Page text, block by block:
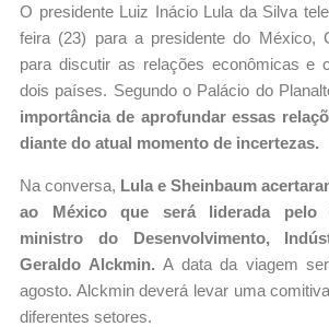
O presidente Luiz Inácio Lula da Silva
feira (23) para a presidente do México,
para discutir as relações econômicas e
dois países. Segundo o Palácio do
importância de aprofundar essas
diante do atual momento de incertezas.
Na conversa, Lula e Sheinbaum
ao México que será liderada pelo
ministro do Desenvolvimento,
Geraldo Alckmin.A data da viagem
agosto. Alckmin deverá levar uma
diferentes setores.